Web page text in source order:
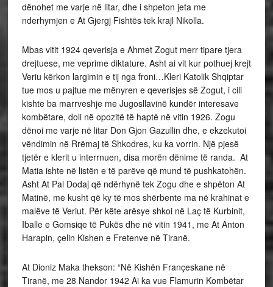
dënohet me varje në litar, dhe i shpeton jeta me
nderhymjen e At Gjergj Fishtës tek krajl Nikolla.
Mbas vitit 1924 qeverisja e Ahmet Zogut merr tipare tjera
drejtuese, me veprime diktature. Asht ai vit kur pothuej krejt
Veriu kërkon largimin e tij nga froni…Kleri Katolik Shqiptar
tue mos u pajtue me mënyren e qeverisjes së Zogut, i cili
kishte ba marrveshje me Jugosllavinë kundër interesave
kombëtare, doli në opozitë të haptë në vitin 1926. Zogu
dënoi me varje në litar Don Gjon Gazullin dhe, e ekzekutoi
vëndimin në Rrëmaj të Shkodres, ku ka vorrin. Një pjesë
tjetër e klerit u interrnuen, disa morën dënime të randa. At
Matia ishte në listën e të parëve që mund të pushkatohën.
Asht At Pal Dodaj që ndërhynë tek Zogu dhe e shpëton At
Matinë, me kusht që ky të mos shërbente ma në krahinat e
malëve të Veriut. Për këte arësye shkoi në Laç të Kurbinit,
Iballe e Gomsiqe të Pukës dhe në vitin 1941, me At Anton
Harapin, çelin Kishen e Fretenve në Tiranë.
At Dioniz Maka thekson: “Në Kishën Françeskane në
Tiranë, me 28 Nandor 1942 Ai ka vue Flamurin Kombëtar